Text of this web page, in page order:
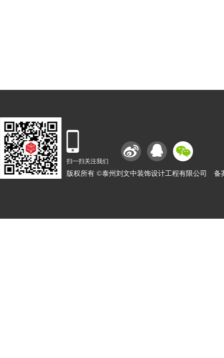
扫一扫关注我们
版权所有 ©泰州刘文中装饰设计工程有限公司 备